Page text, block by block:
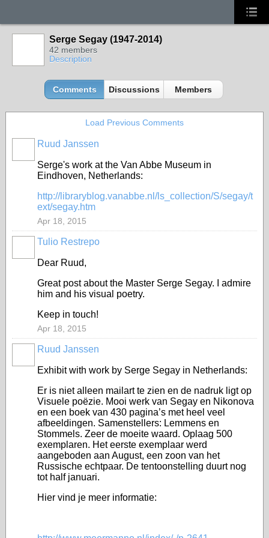
Serge Segay (1947-2014)
42 members
Description
Comments Discussions Members
Load Previous Comments
Ruud Janssen
Serge's work at the Van Abbe Museum in
Eindhoven, Netherlands:
http://libraryblog.vanabbe.nl/ls_collection/S/segay/t
ext/segay.htm
Apr 18, 2015
Tulio Restrepo
Dear Ruud,
Great post about the Master Serge Segay. I admire
him and his visual poetry.
Keep in touch!
Apr 18, 2015
Ruud Janssen
Exhibit with work by Serge Segay in Netherlands:
Er is niet alleen mailart te zien en de nadruk ligt op
Visuele poëzie. Mooi werk van Segay en Nikonova
en een boek van 430 pagina’s met heel veel
afbeeldingen. Samenstellers: Lemmens en
Stommels. Zeer de moeite waard. Oplaag 500
exemplaren. Het eerste exemplaar werd
aangeboden aan August, een zoon van het
Russische echtpaar. De tentoonstelling duurt nog
tot half januari.
Hier vind je meer informatie: